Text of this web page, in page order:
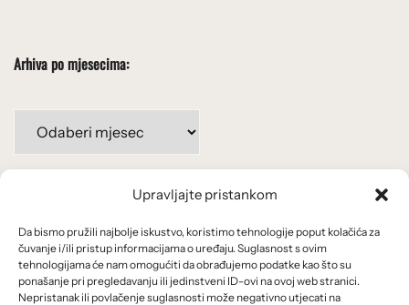
Upravljajte pristankom
Da bismo pružili najbolje iskustvo, koristimo tehnologije poput kolačića za
čuvanje i/ili pristup informacijama o uređaju. Suglasnost s ovim
tehnologijama će nam omogućiti da obrađujemo podatke kao što su
ponašanje pri pregledavanju ili jedinstveni ID-ovi na ovoj web stranici.
Nepristanak ili povlačenje suglasnosti može negativno utjecati na
Arhiva po mjesecima:
mjesecima:
Uvjeti korištenja
Politika privatnosti